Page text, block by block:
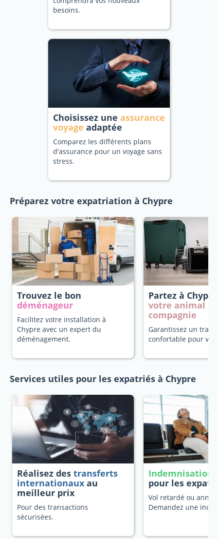
besoins.
Choisissez une assurance
voyage adaptée
Comparez les différents plans
d'assurance pour un voyage sans
stress.
Préparez votre expatriation à Chypre
Trouvez le bon
déménageur
Facilitez votre installation à
Chypre avec un expert du
déménagement.
Partez à
votre animal de
compagnie
Garantissez un
confortable pour
Services utiles pour les expatriés à Chypre
Réalisez des transferts
internationaux au
meilleur prix
Pour des transactions
sécurisées.
Indemnisation
pour les
Vol retardé ou
Demandez une